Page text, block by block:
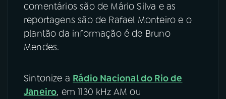
comentários são de Mário Silva e as
reportagens são de Rafael Monteiro e o
plantão da informação é de Bruno
Mendes.
Sintonize a Rádio Nacional do Rio de
Janeiro, em 1130 kHz AM ou